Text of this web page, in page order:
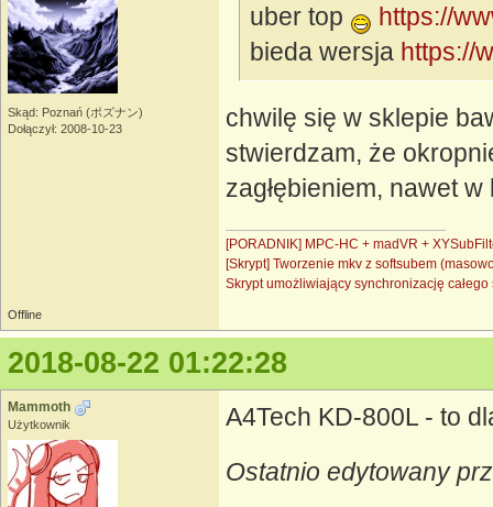
Skąd: Poznań (ポズナン)
Dołączył: 2008-10-23
uber top
https://
bieda wersja https://
chwilę się w sklepie
stwierdzam, że
zagłębieniem, nawet
[PORADNIK] MPC-HC + madVR +
[Skrypt] Tworzenie mkv z softsubem
Skrypt umożliwiający synchronizację
Offline
2018-08-22 01:22:28
Mammoth
Użytkownik
A4Tech KD-800L - to
Ostatnio edytowany